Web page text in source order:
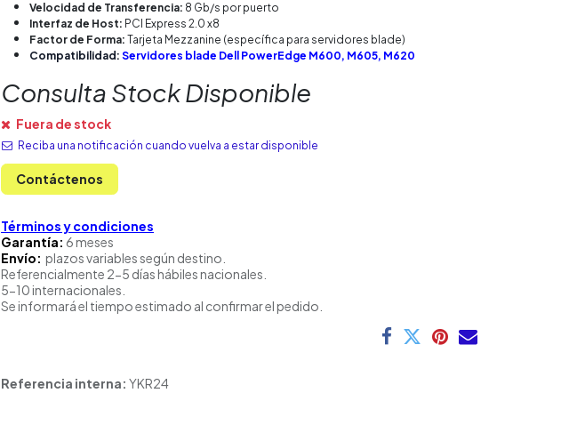
Velocidad de Transferencia: 8 Gb/s por puerto
Interfaz de Host: PCI Express 2.0 x8
Factor de Forma: Tarjeta Mezzanine (específica para servidores blade)
Compatibilidad: Servidores blade Dell PowerEdge M600, M605, M620
Consulta Stock Disponible
Fuera de stock
Reciba una notificación cuando vuelva a estar disponible
Contáctenos
Términos y condiciones
Garantía: 6 meses
Envío: plazos variables según destino.
Referencialmente 2-5 días hábiles nacionales.
5-10 internacionales.
Se informará el tiempo estimado al confirmar el pedido.
Referencia interna: YKR24